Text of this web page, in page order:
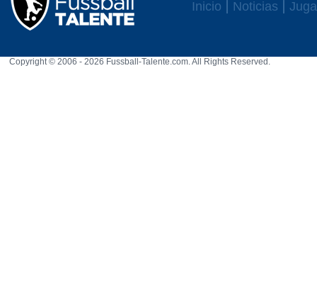
Inicio Noticias
Copyright © 2006 - 2026 Fussball-Talente.com. All Rights Reserved.